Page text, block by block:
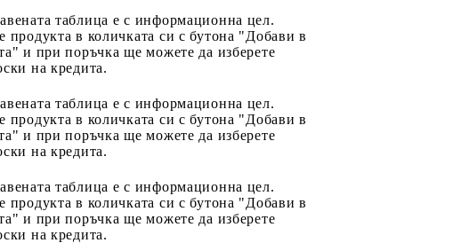
таблица е с информационна цел.
продукта в количката си с бутона "Добави в
и при поръчка ще можете да изберете
на кредита.
таблица е с информационна цел.
продукта в количката си с бутона "Добави в
и при поръчка ще можете да изберете
на кредита.
таблица е с информационна цел.
продукта в количката си с бутона "Добави в
и при поръчка ще можете да изберете
на кредита.